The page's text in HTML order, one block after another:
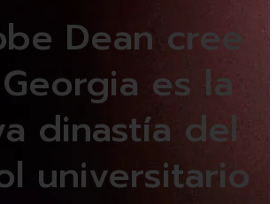
Dean cree
es la
dinastía del
universitario